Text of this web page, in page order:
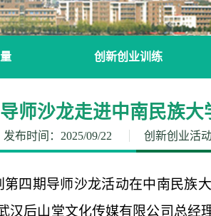
创新创业训练
师沙龙走进中南民族
发布时间：2025/09/22 创新创业活
第四期导师沙龙活动在中南民族
汉后山堂文化传媒有限公司总经